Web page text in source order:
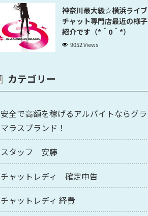
神奈川最大級☆横浜ライブ
チャット専門店最近の様子
紹介です（*＾0＾*）
9052 Views
カテゴリー
安全で高額を稼げるアルバイトならグラ
マラスブランド！
スタッフ 安藤
チャットレディ 確定申告
チャットレディ 経費